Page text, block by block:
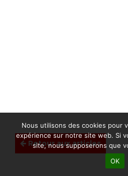
Retour aux articles
Nous utilisons des cookies pour
expérience sur notre site web. Si
site, nous supposerons que
OK